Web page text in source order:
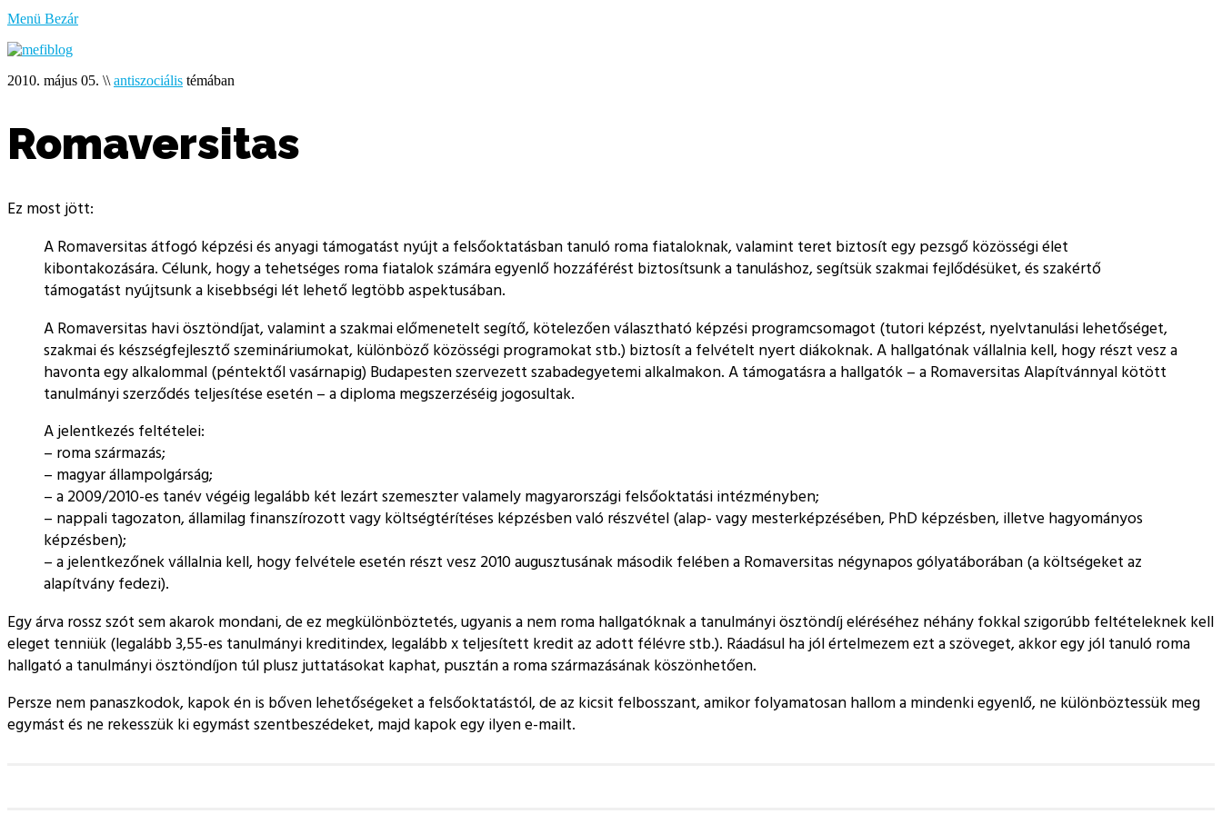
a
Menü Bezár
2010. május 05. \\ antiszociális témában
Romaversitas
Ez most jött:
A Romaversitas átfogó képzési és anyagi támogatást nyújt a felsőoktatásban tanuló roma fiataloknak, valamint teret biztosít egy pezsgő közösségi élet
kibontakozására. Célunk, hogy a tehetséges roma fiatalok számára egyenlő hozzáférést biztosítsunk a tanuláshoz, segítsük szakmai fejlődésüket, és szakértő
támogatást nyújtsunk a kisebbségi lét lehető legtöbb aspektusában.
A Romaversitas havi ösztöndíjat, valamint a szakmai előmenetelt segítő, kötelezően választható képzési programcsomagot (tutori képzést, nyelvtanulási lehetőséget,
szakmai és készségfejlesztő szemináriumokat, különböző közösségi programokat stb.) biztosít a felvételt nyert diákoknak. A hallgatónak vállalnia kell, hogy részt vesz a
havonta egy alkalommal (péntektől vasárnapig) Budapesten szervezett szabadegyetemi alkalmakon. A támogatásra a hallgatók – a Romaversitas Alapítvánnyal kötött
tanulmányi szerződés teljesítése esetén – a diploma megszerzéséig jogosultak.
A jelentkezés feltételei:
– roma származás;
– magyar állampolgárság;
– a 2009/2010-es tanév végéig legalább két lezárt szemeszter valamely magyarországi felsőoktatási intézményben;
– nappali tagozaton, államilag finanszírozott vagy költségtérítéses képzésben való részvétel (alap- vagy mesterképzésében, PhD képzésben, illetve hagyományos
képzésben);
– a jelentkezőnek vállalnia kell, hogy felvétele esetén részt vesz 2010 augusztusának második felében a Romaversitas négynapos gólyatáborában (a költségeket az
alapítvány fedezi).
Egy árva rossz szót sem akarok mondani, de ez megkülönböztetés, ugyanis a nem roma hallgatóknak a tanulmányi ösztöndíj eléréséhez néhány fokkal szigorúbb feltételeknek kell
eleget tenniük (legalább 3,55-es tanulmányi kreditindex, legalább x teljesített kredit az adott félévre stb.). Ráadásul ha jól értelmezem ezt a szöveget, akkor egy jól tanuló roma
hallgató a tanulmányi ösztöndíjon túl plusz juttatásokat kaphat, pusztán a roma származásának köszönhetően.
Persze nem panaszkodok, kapok én is bőven lehetőségeket a felsőoktatástól, de az kicsit felbosszant, amikor folyamatosan hallom a mindenki egyenlő, ne különböztessük meg
egymást és ne rekesszük ki egymást szentbeszédeket, majd kapok egy ilyen e-mailt.